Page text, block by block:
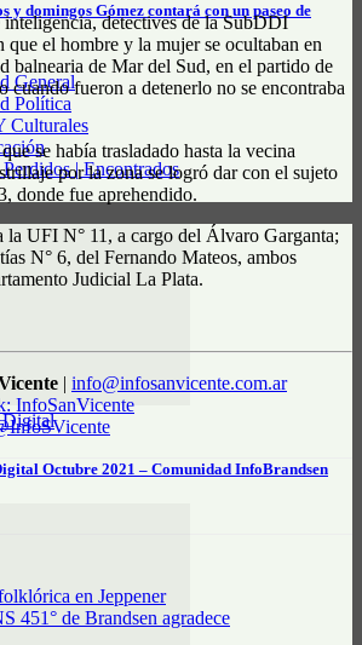
y domingos Gómez contará con un paseo de
General
Política
Culturales
| Encontrados
Digital
Octubre 2021 – Comunidad InfoBrandsen
inteligencia, detectives de la SubDDI
que el hombre y la mujer se ocultaban en
balnearia de Mar del Sud, en el partido de
cuando fueron a detenerlo no se encontraba
se había trasladado hasta la vecina
por la zona se logró dar con el sujeto
donde fue aprehendido.
la UFI N° 11, a cargo del Álvaro Garganta;
N° 6, del Fernando Mateos, ambos
Judicial La Plata.
| info@infosanvicente.com.ar
InfoSanVicente
en Jeppener
451° de Brandsen agradece